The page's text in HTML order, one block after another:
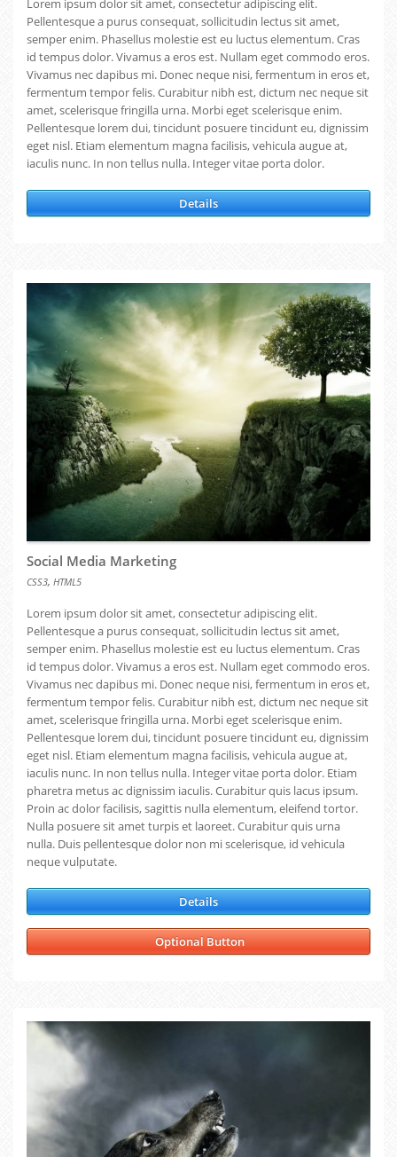
Pellentesque a purus consequat, sollicitudin lectus sit amet,
semper enim. Phasellus molestie est eu luctus elementum. Cras
id tempus dolor. Vivamus a eros est. Nullam eget commodo eros.
Vivamus nec dapibus mi. Donec neque nisi, fermentum in eros et,
fermentum tempor felis. Curabitur nibh est, dictum nec neque sit
amet, scelerisque fringilla urna. Morbi eget scelerisque enim.
Pellentesque lorem dui, tincidunt posuere tincidunt eu, dignissim
eget nisl. Etiam elementum magna facilisis, vehicula augue at,
iaculis nunc. In non tellus nulla. Integer vitae porta dolor.
Details
Social Media Marketing
CSS3, HTML5
Lorem ipsum dolor sit amet, consectetur adipiscing elit.
Pellentesque a purus consequat, sollicitudin lectus sit amet,
semper enim. Phasellus molestie est eu luctus elementum. Cras
id tempus dolor. Vivamus a eros est. Nullam eget commodo eros.
Vivamus nec dapibus mi. Donec neque nisi, fermentum in eros et,
fermentum tempor felis. Curabitur nibh est, dictum nec neque sit
amet, scelerisque fringilla urna. Morbi eget scelerisque enim.
Pellentesque lorem dui, tincidunt posuere tincidunt eu, dignissim
eget nisl. Etiam elementum magna facilisis, vehicula augue at,
iaculis nunc. In non tellus nulla. Integer vitae porta dolor. Etiam
pharetra metus ac dignissim iaculis. Curabitur quis lacus ipsum.
Proin ac dolor facilisis, sagittis nulla elementum, eleifend tortor.
Nulla posuere sit amet turpis et laoreet. Curabitur quis urna
nulla. Duis pellentesque dolor non mi scelerisque, id vehicula
neque vulputate.
Details
Optional Button